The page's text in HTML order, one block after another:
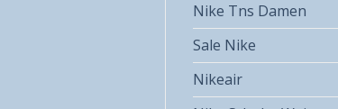
Nike Tns Damen
Sale Nike
Nikeair